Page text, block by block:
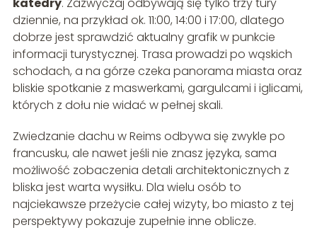
dziennie, na przykład ok. 11:00, 14:00 i 17:00, dlatego
dobrze jest sprawdzić aktualny grafik w punkcie
informacji turystycznej. Trasa prowadzi po wąskich
schodach, a na górze czeka panorama miasta oraz
bliskie spotkanie z maswerkami, gargulcami i iglicami,
których z dołu nie widać w pełnej skali.
Zwiedzanie dachu w Reims odbywa się zwykle po
francusku, ale nawet jeśli nie znasz języka, sama
możliwość zobaczenia detali architektonicznych z
bliska jest warta wysiłku. Dla wielu osób to
najciekawsze przeżycie całej wizyty, bo miasto z tej
perspektywy pokazuje zupełnie inne oblicze.